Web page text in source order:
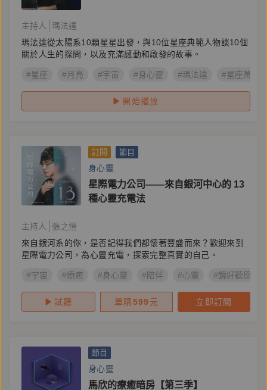
主持人
瑪法達
瑪法達從太陽系10顆星星出發，與10位星座典範人物談10個
關於人生的探問，以及充滿感動和啟發的故事。
#星座 #月亮 #宇宙 #身心靈 #瑪法達 #星座萬物
開始播放
訂閱 節目
身心靈
星際電力公司——來自銀河中心的 13
種心靈充電法
主持人
張之愷
來自銀河系的你，是否記得我們都懷著豐盛而來？歡迎來到
星際電力公司，為心靈充電，探索完整真實的自己。
#宇宙 #療癒 #身心靈 #陪伴 #心靈 #鏡好聽原創
試聽 單購599 元 立即訂閱
節目
身心靈
馬欣的療癒暗房【第三季】